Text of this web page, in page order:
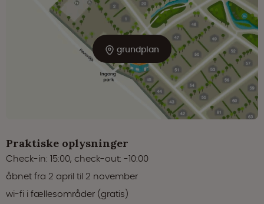
grundplan
Praktiske oplysninger
Check-in: 15:00, check-out: -10:00
åbnet fra 2 april til 2 november
wi-fi i fællesområder (gratis)